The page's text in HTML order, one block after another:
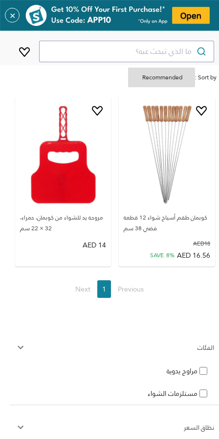
✕
ما الذي تبحث عنه؟
الفئات
مراوح يدوية
مستلزمات الشواء
نطاق السعر
Sort by :
كوبمان طقم أسياخ شواء 12 قطعة
فضي 38 سم
18
AED
16.56
AED
SAVE 8%
مروحة يد للشواء من كوبمان، حمراء،
32 × 22 سم
14
AED
Previous
1
Next